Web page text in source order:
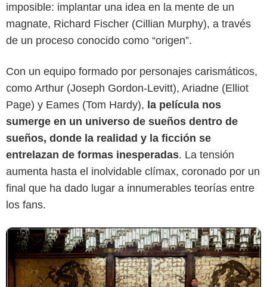
imposible: implantar una idea en la mente de un
magnate, Richard Fischer (Cillian Murphy), a través
de un proceso conocido como “origen”.
Con un equipo formado por personajes carismáticos,
como Arthur (Joseph Gordon-Levitt), Ariadne (Elliot
Page) y Eames (Tom Hardy), la película nos
sumerge en un universo de sueños dentro de
sueños, donde la realidad y la ficción se
entrelazan de formas inesperadas. La tensión
aumenta hasta el inolvidable clímax, coronado por un
final que ha dado lugar a innumerables teorías entre
los fans.